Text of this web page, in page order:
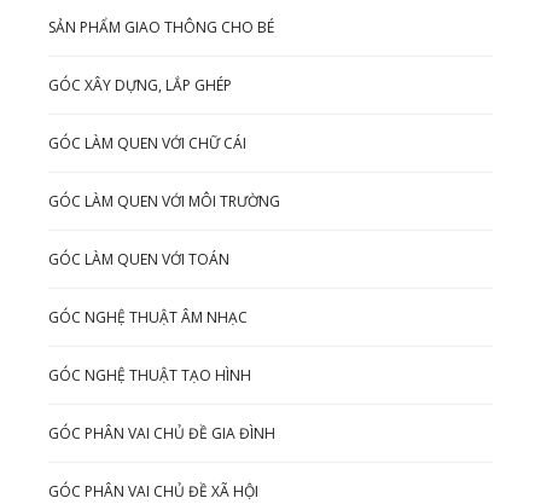
SẢN PHẨM GIAO THÔNG CHO BÉ
GÓC XÂY DỰNG, LẮP GHÉP
GÓC LÀM QUEN VỚI CHỮ CÁI
GÓC LÀM QUEN VỚI MÔI TRƯỜNG
GÓC LÀM QUEN VỚI TOÁN
GÓC NGHỆ THUẬT ÂM NHẠC
GÓC NGHỆ THUẬT TẠO HÌNH
GÓC PHÂN VAI CHỦ ĐỀ GIA ĐÌNH
GÓC PHÂN VAI CHỦ ĐỀ XÃ HỘI